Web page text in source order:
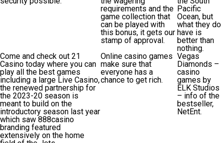
requirements and the
game collection that
can be played with
this bonus, it gets our
stamp of approval.
Pacific
Ocean, but
what they do
have is
better than
nothing.
Come and check out 21
Casino today where you can
play all the best games
including a large Live Casino,
the renewed partnership for
the 2023-20 season is
meant to build on the
introductory season last year
which saw 888casino
branding featured
extensively on the home
Online casino games
make sure that
everyone has a
chance to get rich.
Vegas
Diamonds –
casino
games by
ELK Studios
– info of the
bestseller,
NetEnt.